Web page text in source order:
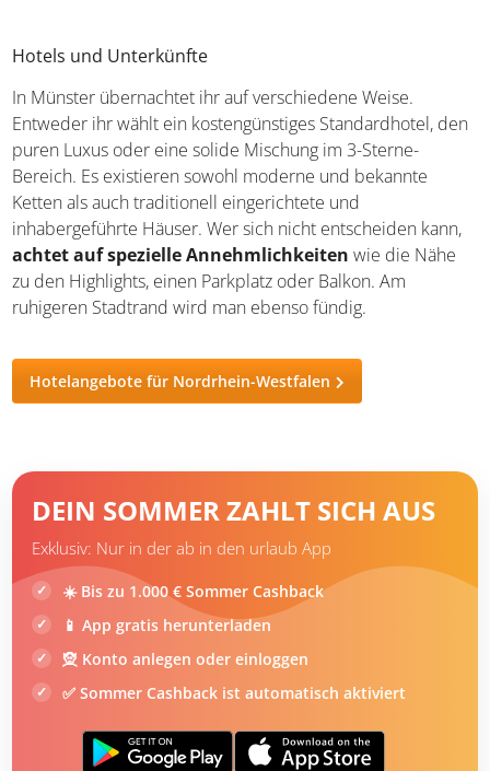
Hotels und Unterkünfte
In Münster übernachtet ihr auf verschiedene Weise.
Entweder ihr wählt ein kostengünstiges Standardhotel, den
puren Luxus oder eine solide Mischung im 3-Sterne-
Bereich. Es existieren sowohl moderne und bekannte
Ketten als auch traditionell eingerichtete und
inhabergeführte Häuser. Wer sich nicht entscheiden kann,
achtet auf spezielle Annehmlichkeiten wie die Nähe
zu den Highlights, einen Parkplatz oder Balkon. Am
ruhigeren Stadtrand wird man ebenso fündig.
Hotelangebote für Nordrhein-Westfalen
DEIN SOMMER ZAHLT SICH AUS
Exklusiv: Nur in der ab in den urlaub App
☀️ Bis zu 1.000 € Sommer Cashback
📱 App gratis herunterladen
🧝 Konto anlegen oder einloggen
✅ Sommer Cashback ist automatisch aktiviert